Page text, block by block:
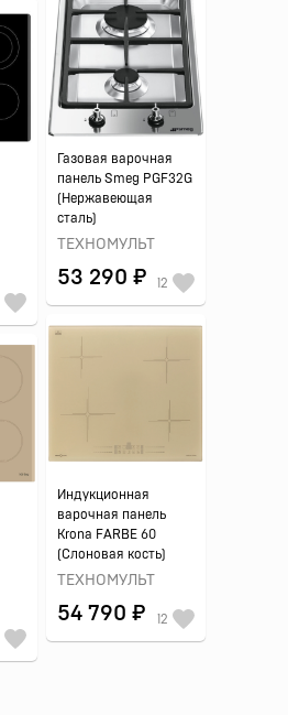
Газовая варочная
панель Smeg PGF32G
(Нержавеющая
сталь)
ТЕХНОМУЛЬТ
53 290 ₽ 12
Индукционная
варочная панель
Krona FARBE 60
(Слоновая кость)
ТЕХНОМУЛЬТ
54 790 ₽ 12